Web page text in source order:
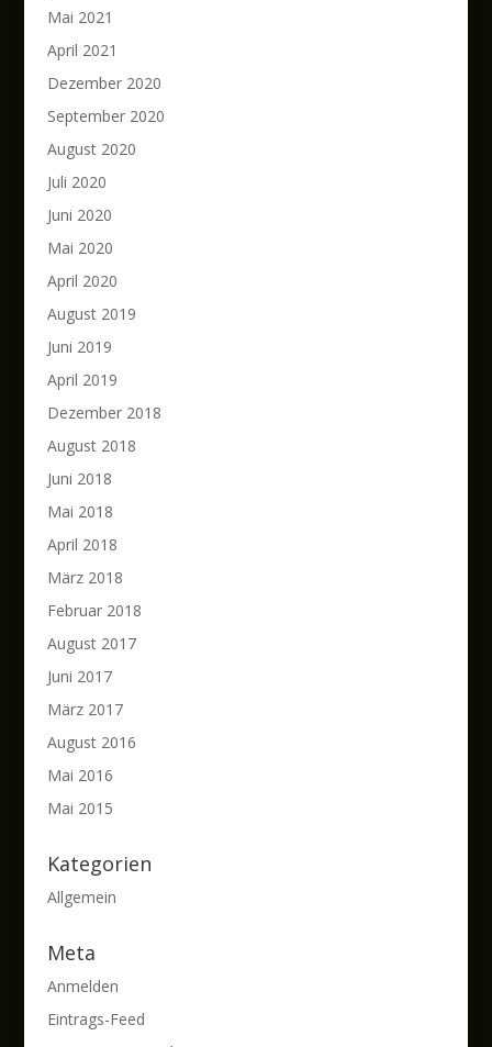
Mai 2021
April 2021
Dezember 2020
September 2020
August 2020
Juli 2020
Juni 2020
Mai 2020
April 2020
August 2019
Juni 2019
April 2019
Dezember 2018
August 2018
Juni 2018
Mai 2018
April 2018
März 2018
Februar 2018
August 2017
Juni 2017
März 2017
August 2016
Mai 2016
Mai 2015
Kategorien
Allgemein
Meta
Anmelden
Eintrags-Feed